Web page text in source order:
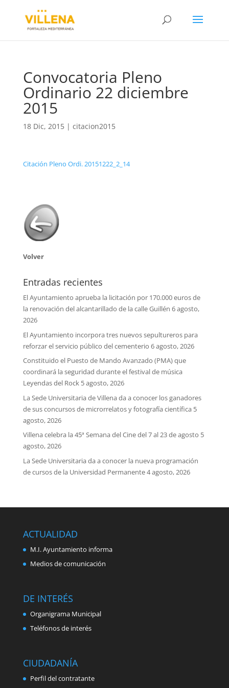
Convocatoria Pleno
Ordinario 22 diciembre
2015
18 Dic, 2015| citacion2015
Citación Pleno Ordi. 20151222_2_14
Volver
Entradas recientes
El Ayuntamiento aprueba la licitación por 170.000 euros de
la renovación del alcantarillado de la calle Guillén 6 agosto,
2026
El Ayuntamiento incorpora tres nuevos sepultureros para
reforzar el servicio público del cementerio 6 agosto, 2026
Constituido el Puesto de Mando Avanzado (PMA) que
coordinará la seguridad durante el festival de música
Leyendas del Rock 5 agosto, 2026
La Sede Universitaria de Villena da a conocer los ganadores
de sus concursos de microrrelatos y fotografía científica 5
agosto, 2026
Villena celebra la 45ª Semana del Cine del 7 al 23 de agosto 5
agosto, 2026
La Sede Universitaria da a conocer la nueva programación
de cursos de la Universidad Permanente4 agosto, 2026
ACTUALIDAD
M.I. Ayuntamiento informa
Medios de comunicación
DE INTERÉS
Organigrama Municipal
Teléfonos de interés
CIUDADANÍA
Perfil del contratante